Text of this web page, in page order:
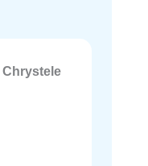
Chrystele